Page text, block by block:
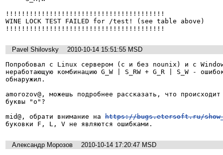
!!!!!!!!!!!!!!!!!!!!!!!!!!!!!!!!!!!!!!!!
WINE LOCK TEST FAILED for /test! (see table above)
Pavel Shilovsky
2010-10-14 15:51:55 MSD
Попробовал с Linux сервером (с и без nounix) и с
неработающую комбинацию G_W | S_RW + G_R | S_W -
обнаружил.
amorozov@, можешь подробнее рассказать, что
буквы "о"?
mid@, обрати внимание на https://bugs.etersoft.ru/
буковки F, L, V не являются ошибками.
Александр Морозов
2010-10-14 17:20:47 MSD